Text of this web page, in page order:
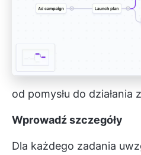
od pomysłu do działania
Wprowadź szczegóły
Dla każdego zadania